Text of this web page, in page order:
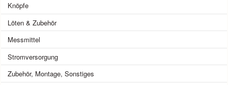
Knöpfe
Löten & Zubehör
Messmittel
Stromversorgung
Zubehör, Montage, Sonstiges